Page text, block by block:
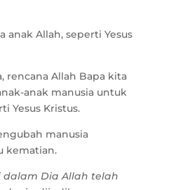
anak Allah, seperti Yesus
rencana Allah Bapa kita
anak manusia untuk
Yesus Kristus.
manusia
kematian.
dalam Dia Allah telah